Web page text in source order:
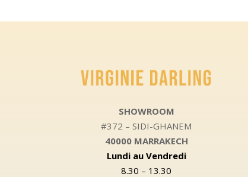
SHOWROOM
#372 – SIDI-GHANEM
40000 MARRAKECH
Lundi au Vendredi
8.30 – 13.30